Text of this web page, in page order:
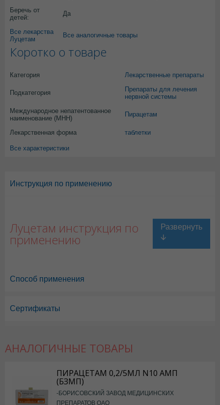
Беречь от
детей:
Да
Все лекарства
Луцетам
Все аналогичные товары
Коротко о товаре
Категория Лекарственные препараты
Подкатегория
Препараты для лечения
нервной системы
Международное непатентованное
наименование (МНН)
Пирацетам
Лекарственная форма таблетки
Все характеристики
Инструкция по применению
Луцетам инструкция по
применению
Луцетам в Караганде
Способ применения
Сертификаты
АНАЛОГИЧНЫЕ ТОВАРЫ
ПИРАЦЕТАМ 0,2/5МЛ N10 АМП
(БЗМП)
-БОРИСОВСКИЙ ЗАВОД МЕДИЦИНСКИХ
ПРЕПАРАТОВ ОАО